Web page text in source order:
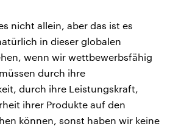
nicht allein, aber das ist es
in dieser globalen
wenn wir wettbewerbsfähig
durch ihre
durch ihre Leistungskraft,
ihrer Produkte auf den
können, sonst haben wir keine